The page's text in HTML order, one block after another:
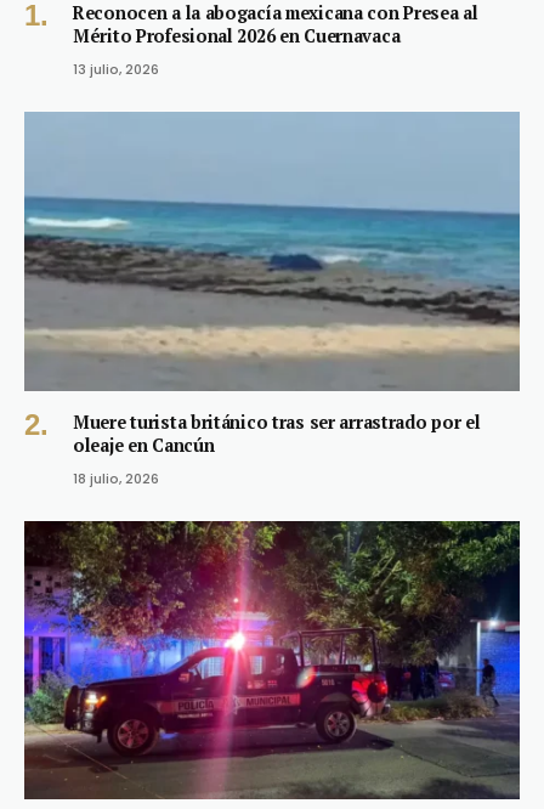
Reconocen a la abogacía mexicana con Presea al
Mérito Profesional 2026 en Cuernavaca
13 julio, 2026
Muere turista británico tras ser arrastrado por el
oleaje en Cancún
18 julio, 2026